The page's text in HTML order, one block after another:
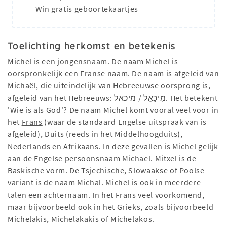
Win gratis geboortekaartjes
Toelichting herkomst en betekenis
Michel is een jongensnaam. De naam Michel is
oorspronkelijk een Franse naam. De naam is afgeleid van
Michaël, die uiteindelijk van Hebreeuwse oorsprong is,
afgeleid van het Hebreeuws: מִיכָאֵל / מיכאל‎. Het betekent
'Wie is als God'? De naam Michel komt vooral veel voor in
het Frans (waar de standaard Engelse uitspraak van is
afgeleid), Duits (reeds in het Middelhoogduits),
Nederlands en Afrikaans. In deze gevallen is Michel gelijk
aan de Engelse persoonsnaam Michael. Mitxel is de
Baskische vorm. De Tsjechische, Slowaakse of Poolse
variant is de naam Michal. Michel is ook in meerdere
talen een achternaam. In het Frans veel voorkomend,
maar bijvoorbeeld ook in het Grieks, zoals bijvoorbeeld
Michelakis, Michelakakis of Michelakos.